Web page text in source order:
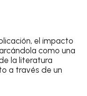
el impacto
como una
la literatura
a través de un